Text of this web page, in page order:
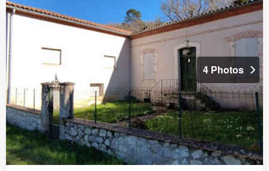
4 Photos